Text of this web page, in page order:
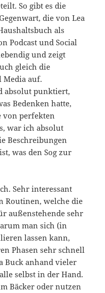
So gibt es die
die von Lea
als
Podcast und Social
und zeigt
gleich die
Media auf.
absolut punktiert,
Bedenken hatte,
von perfekten
war ich absolut
Beschreibungen
was den Sog zur
Sehr interessant
Routinen, welche die
außenstehende sehr
man sich (in
lassen kann,
Phasen sehr schnell
Buck anhand vieler
selbst in der Hand.
Bäcker oder nutzen